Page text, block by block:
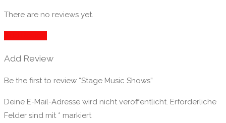
There are no reviews yet.
Add Review
Be the first to review “Stage Music Shows”
Deine E-Mail-Adresse wird nicht veröffentlicht. Erforderliche
Felder sind mit * markiert